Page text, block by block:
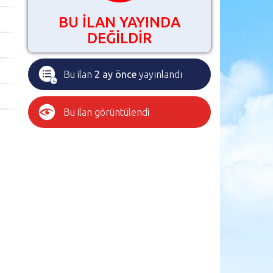
BU İLAN YAYINDA
DEĞİLDİR
Bu ilan 2 ay önce yayınlandı
Bu ilan görüntülendi